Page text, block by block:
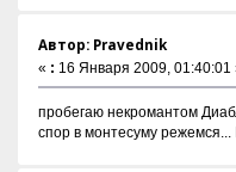
Автор: Pravednik
« : 16 Января 2009, 01:40:01
пробегаю некромантом
спор в монтесуму режемся...